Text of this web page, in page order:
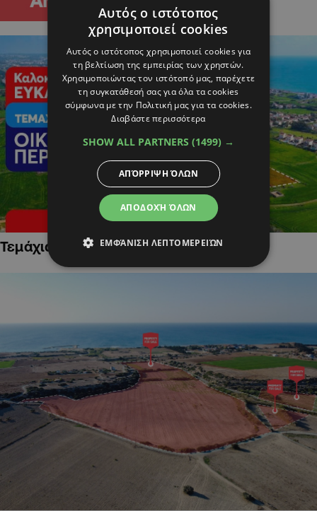
Τεμάχια Γης σε Οικιστικές Περιοχές
Αυτός ο ιστότοπος
χρησιμοποιεί cookies
Αυτός ο ιστότοπος χρησιμοποιεί cookies για
τη βελτίωση της εμπειρίας των χρηστών.
Χρησιμοποιώντας τον ιστότοπό μας, παρέχετε
τη συγκατάθεσή σας για όλα τα cookies
σύμφωνα με την Πολιτική μας για τα cookies.
Διαβάστε περισσότερα
SHOW ALL PARTNERS (1499) →
ΑΠΟΔΟΧΉ ΌΛΩΝ
ΑΠΌΡΡΙΨΗ ΌΛΩΝ
ΕΜΦΆΝΙΣΗ ΛΕΠΤΟΜΕΡΕΙΏΝ